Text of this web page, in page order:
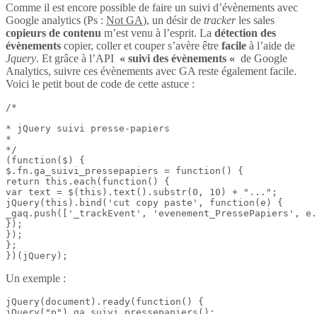
Comme il est encore possible de faire un suivi d’évènements avec
Google analytics (Ps : Not GA), un désir de trackerles sales
copieurs de contenu m’est venu à l’esprit. La détection des
évènements copier, coller et couper s’avère être facile à l’aide de
Jquery. Et grâce à l’API « suivi des évènements « de Google
Analytics, suivre ces évènements avec GA reste également facile.
Voici le petit bout de code de cette astuce :
/*
* jQuery suivi presse-papiers
*
*/
(function($) {
$.fn.ga_suivi_pressepapiers = function() {
return this.each(function() {
var text = $(this).text().substr(0, 10) + "...";
jQuery(this).bind('cut copy paste', function(e) {
_gaq.push(['_trackEvent', 'evenement_PressePapiers',
});
});
};
})(jQuery);
Un exemple :
jQuery(document).ready(function() {